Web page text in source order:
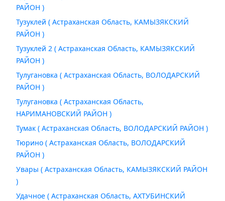
РАЙОН )
Тузуклей ( Астраханская Область, КАМЫЗЯКСКИЙ
РАЙОН )
Тузуклей 2 ( Астраханская Область, КАМЫЗЯКСКИЙ
РАЙОН )
Тулугановка ( Астраханская Область, ВОЛОДАРСКИЙ
РАЙОН )
Тулугановка ( Астраханская Область,
НАРИМАНОВСКИЙ РАЙОН )
Тумак ( Астраханская Область, ВОЛОДАРСКИЙ РАЙОН )
Тюрино ( Астраханская Область, ВОЛОДАРСКИЙ
РАЙОН )
Увары ( Астраханская Область, КАМЫЗЯКСКИЙ РАЙОН
)
Удачное ( Астраханская Область, АХТУБИНСКИЙ